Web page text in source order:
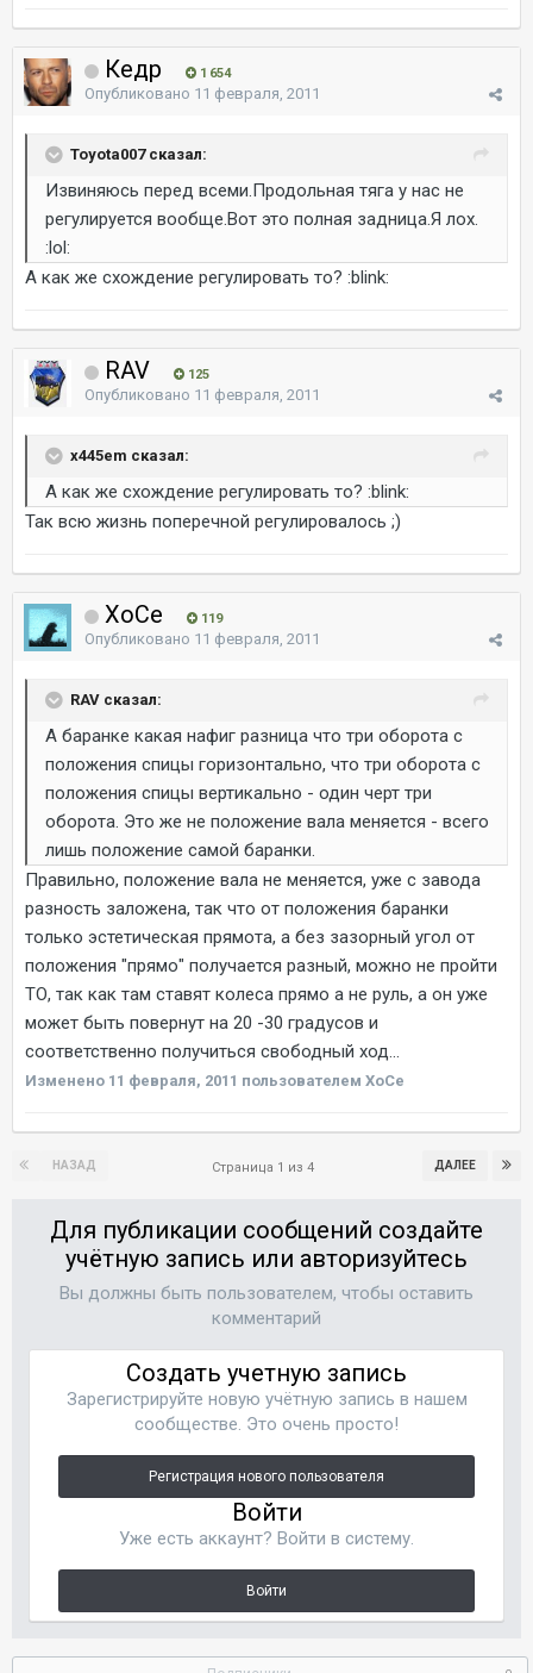
Кедр 1 654
Опубликовано 11 февраля, 2011
Toyota007 сказал:
Извиняюсь перед всеми.Продольная тяга у нас не
регулируется вообще.Вот это полная задница.Я лох.
:lol:
А как же схождение регулировать то? :blink:
RAV 125
Опубликовано 11 февраля, 2011
x445em сказал:
А как же схождение регулировать то? :blink:
Так всю жизнь поперечной регулировалось ;)
ХоСе 119
Опубликовано 11 февраля, 2011
RAV сказал:
А баранке какая нафиг разница что три оборота с
положения спицы горизонтально, что три оборота с
положения спицы вертикально - один черт три
оборота. Это же не положение вала меняется - всего
лишь положение самой баранки.
Правильно, положение вала не меняется, уже с завода
разность заложена, так что от положения баранки
только эстетическая прямота, а без зазорный угол от
положения "прямо" получается разный, можно не пройти
ТО, так как там ставят колеса прямо а не руль, а он уже
может быть повернут на 20 -30 градусов и
соответственно получиться свободный ход...
Изменено 11 февраля, 2011 пользователем ХоСе
НАЗАД ДАЛЕЕ
Страница 1 из 4
Для публикации сообщений создайте
учётную запись или авторизуйтесь
Вы должны быть пользователем, чтобы оставить
комментарий
Создать учетную запись
Зарегистрируйте новую учётную запись в нашем
сообществе. Это очень просто!
Регистрация нового пользователя
Войти
Уже есть аккаунт? Войти в систему.
Войти